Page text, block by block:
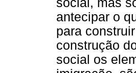
social, mas
antecipar o
para
construção
social os